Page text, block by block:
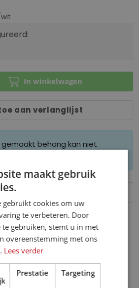
In winkelwagen
aan verlanglijst
behang kan niet
Specificaties
Bladeren in
industriële stijl met het
Bladeren in Beton. De
contrasteren prachtig
maakt gebruik
gebruikt cookies om uw
te verbeteren. Door
te gebruiken, stemt u in met
overeenstemming met ons
Lees verder
Prestatie Targeting